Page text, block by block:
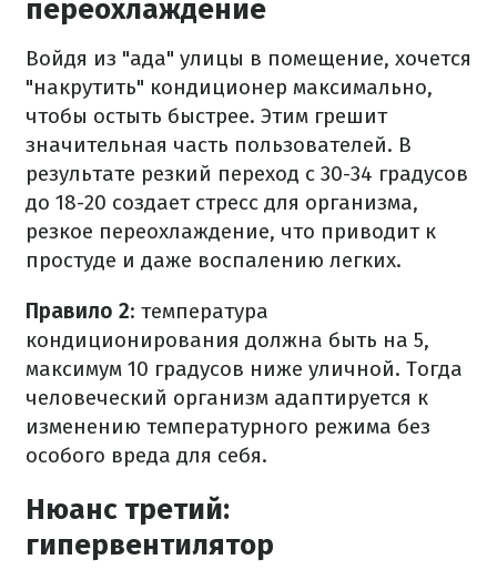
переохлаждение
Войдя из "ада" улицы в помещение, хочется
"накрутить" кондиционер максимально,
чтобы остыть быстрее. Этим грешит
значительная часть пользователей. В
результате резкий переход с 30-34 градусов
до 18-20 создает стресс для организма,
резкое переохлаждение, что приводит к
простуде и даже воспалению легких.
Правило 2: температура
кондиционирования должна быть на 5,
максимум 10 градусов ниже уличной. Тогда
человеческий организм адаптируется к
изменению температурного режима без
особого вреда для себя.
Нюанс третий:
гипервентилятор